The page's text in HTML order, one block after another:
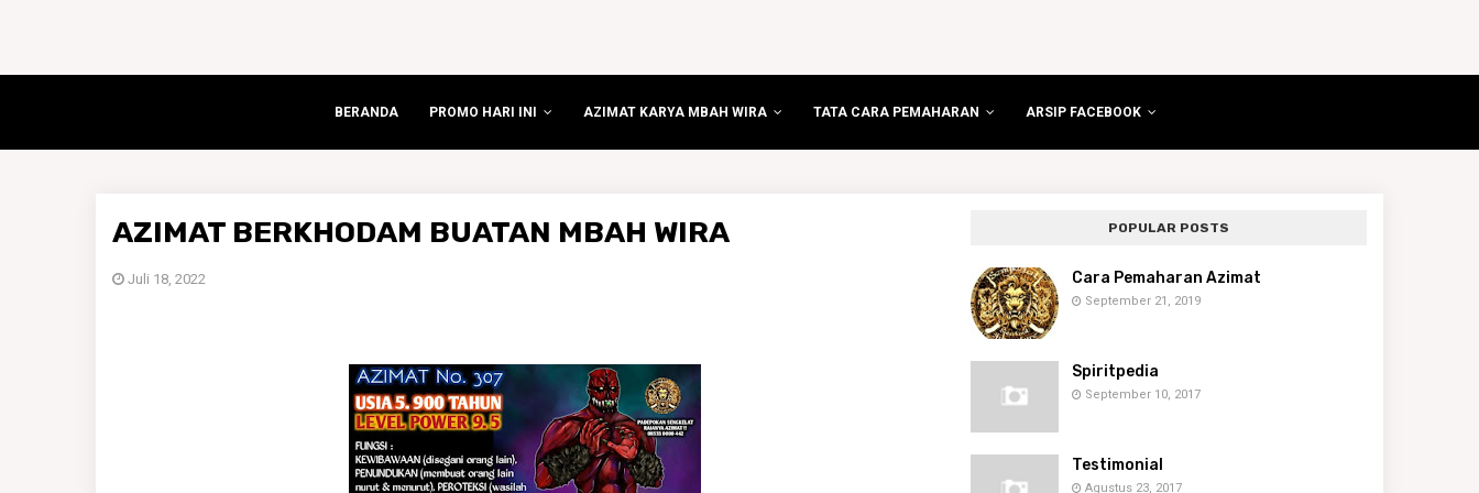
BERANDA PROMO HARI INI AZIMAT KARYA MBAH WIRA TATA CARA PEMAHARAN ARSIP FACEBOOK
AZIMAT BERKHODAM BUATAN MBAH WIRA
Juli 18, 2022
POPULAR POSTS
Cara Pemaharan Azimat
September 21, 2019
Spiritpedia
September 10, 2017
Testimonial
Agustus 23, 2017